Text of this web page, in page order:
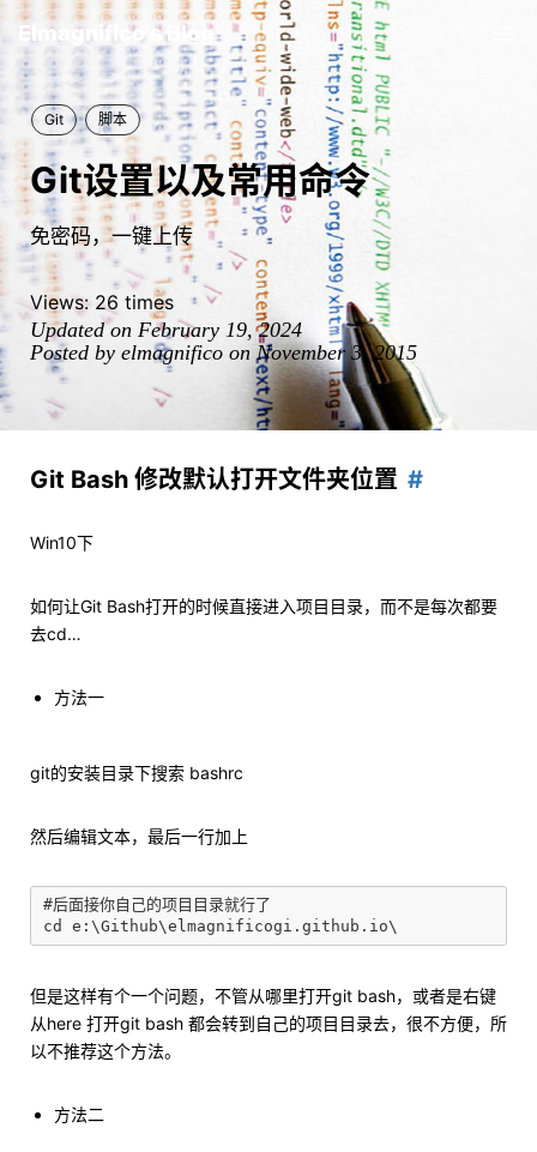
Elmagnifico's Blog
Git 脚本
Git设置以及常用命令
免密码，一键上传
Views: 26 times
Updated on February 19, 2024
Posted by elmagnifico on November 3, 2015
Git Bash 修改默认打开文件夹位置
Win10下
如何让Git Bash打开的时候直接进入项目目录，而不是每次都要
去cd…
方法一
git的安装目录下搜索 bashrc
然后编辑文本，最后一行加上
#后面接你自己的项目目录就行了
但是这样有个一个问题，不管从哪里打开git bash，或者是右键
从here 打开git bash 都会转到自己的项目目录去，很不方便，所
以不推荐这个方法。
方法二